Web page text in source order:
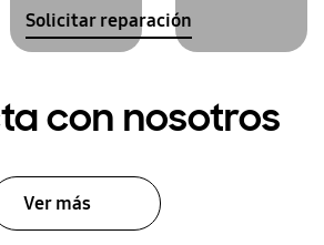
Solicitar reparación
con nosotros
Ver más